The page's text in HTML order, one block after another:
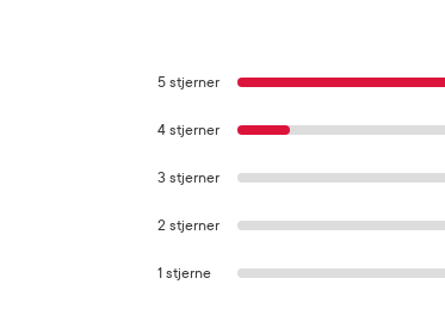
5 stjerner
4 stjerner
3 stjerner
2 stjerner
1 stjerne